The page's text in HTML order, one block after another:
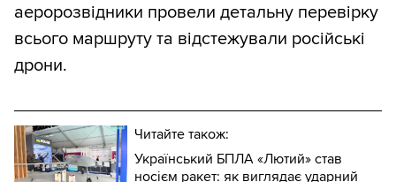
аеророзвідники провели детальну перевірку
всього маршруту та відстежували російські
дрони.
Читайте також:
Український БПЛА «Лютий» став
носієм ракет: як виглядає ударний